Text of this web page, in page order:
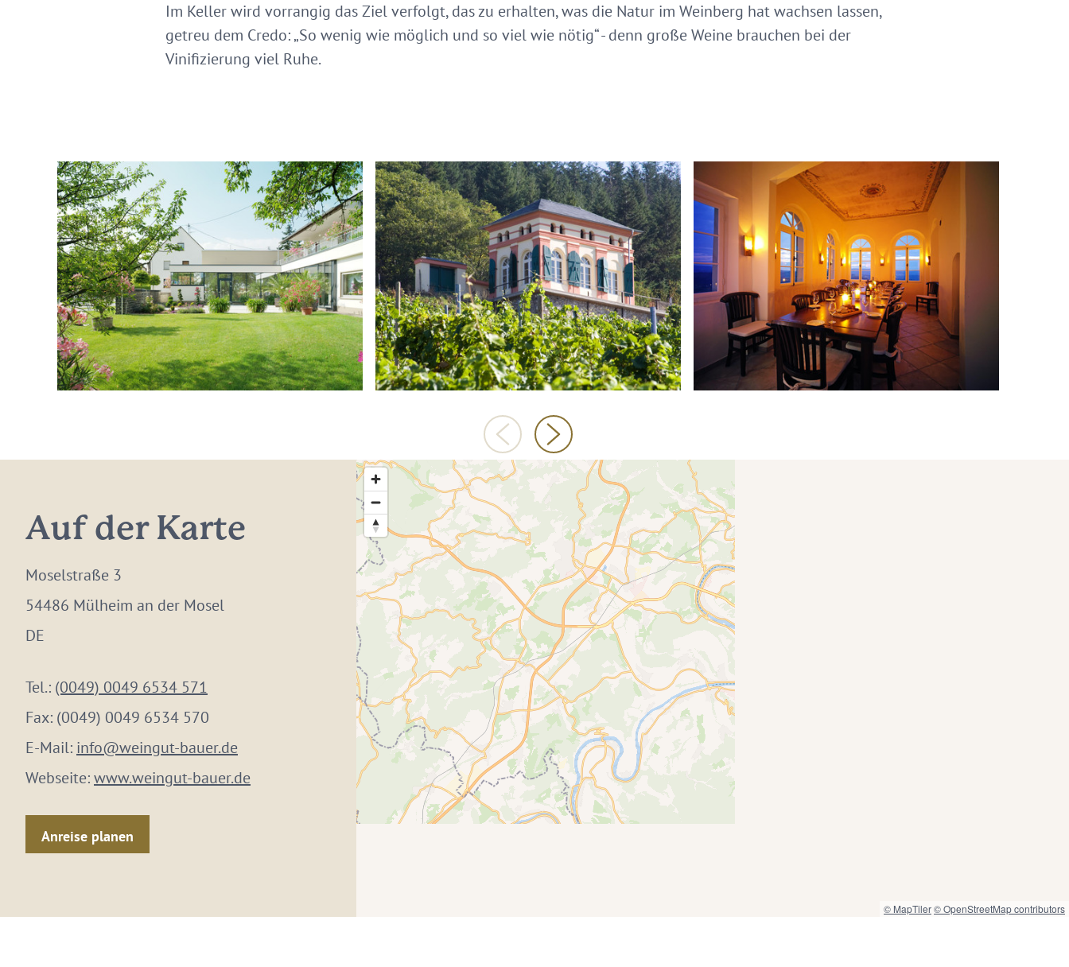
Im Keller wird vorrangig das Ziel verfolgt, das zu erhalten, was die Natur im Weinberg hat wachsen lassen,
getreu dem Credo: „So wenig wie möglich und so viel wie nötig“ - denn große Weine brauchen bei der
Vinifizierung viel Ruhe.
Auf der Karte
Moselstraße 3
54486 Mülheim an der Mosel
DE
Tel.: (0049) 0049 6534 571
Fax: (0049) 0049 6534 570
E-Mail: info@weingut-bauer.de
Webseite:www.weingut-bauer.de
Anreise planen
© MapTiler© OpenStreetMap contributors